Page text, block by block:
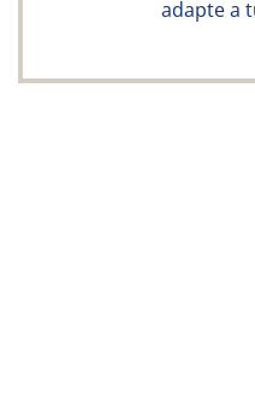
adapte a